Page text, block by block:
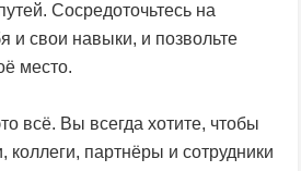
Сосредоточьтесь на
и свои навыки, и позвольте
место.
всё. Вы всегда хотите, чтобы
партнёры и сотрудники